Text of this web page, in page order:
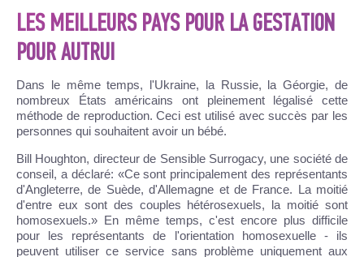
LES MEILLEURS PAYS POUR LA GESTATION
POUR AUTRUI
Dans le même temps, l'Ukraine, la Russie, la Géorgie, de
nombreux États américains ont pleinement légalisé cette
méthode de reproduction. Ceci est utilisé avec succès par les
personnes qui souhaitent avoir un bébé.
Bill Houghton, directeur de Sensible Surrogacy, une société de
conseil, a déclaré: «Ce sont principalement des représentants
d'Angleterre, de Suède, d'Allemagne et de France. La moitié
d'entre eux sont des couples hétérosexuels, la moitié sont
homosexuels.» En même temps, c'est encore plus difficile
pour les représentants de l'orientation homosexuelle - ils
peuvent utiliser ce service sans problème uniquement aux